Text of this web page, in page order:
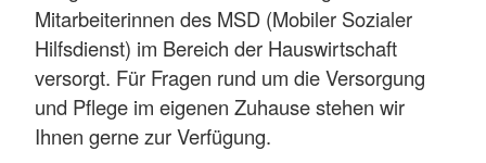
Mitarbeiterinnen des MSD (Mobiler Sozialer
Hilfsdienst) im Bereich der Hauswirtschaft
versorgt. Für Fragen rund um die Versorgung
und Pflege im eigenen Zuhause stehen wir
Ihnen gerne zur Verfügung.